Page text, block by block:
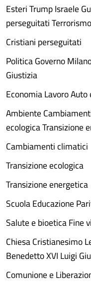
Esteri Trump Israele
perseguitati
Cristiani perseguitati
Politica Governo
Giustizia
Economia Lavoro
Ambiente
ecologica Transizione
Cambiamenti climatici
Transizione ecologica
Transizione energetica
Scuola Educazione
Salute e bioetica Fine
Chiesa Cristianesimo
Benedetto XVI Luigi
Comunione e